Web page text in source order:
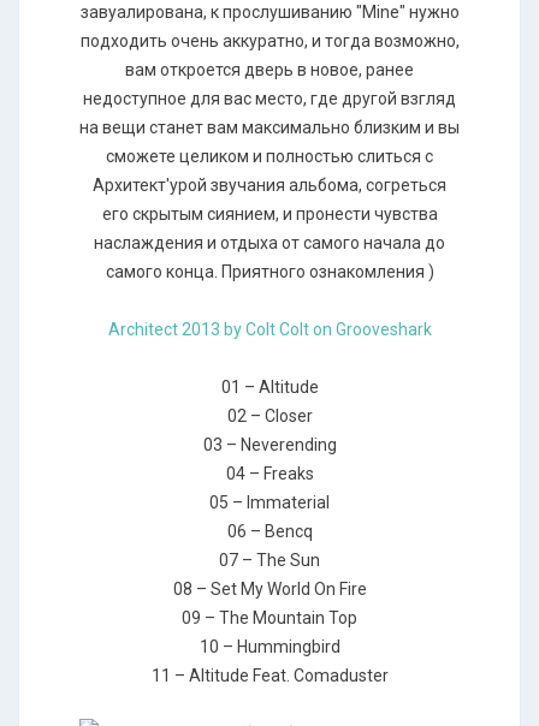
завуалирована, к прослушиванию "Mine" нужно
подходить очень аккуратно, и тогда возможно,
вам откроется дверь в новое, ранее
недоступное для вас место, где другой взгляд
на вещи станет вам максимально близким и вы
сможете целиком и полностью слиться с
Архитект'урой звучания альбома, согреться
его скрытым сиянием, и пронести чувства
наслаждения и отдыха от самого начала до
самого конца. Приятного ознакомления )
Architect 2013 by Colt Colt on Grooveshark
01 – Altitude
02 – Closer
03 – Neverending
04 – Freaks
05 – Immaterial
06 – Bencq
07 – The Sun
08 – Set My World On Fire
09 – The Mountain Top
10 – Hummingbird
11 – Altitude Feat. Comaduster